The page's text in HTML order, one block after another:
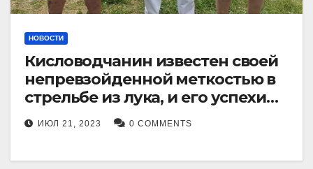
НОВОСТИ
Кисловодчанин известен своей
непревзойденной меткостью в
стрельбе из лука, и его успехи
прославили его в
Ставропольском крае.
ИЮЛ 21, 2023 0 COMMENTS